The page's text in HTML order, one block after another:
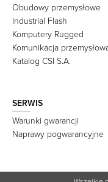
Obudowy przemysłowe
Industrial Flash
Komputery Rugged
Komunikacja
Katalog CSI S.A.
SERWIS
Warunki gwarancji
Naprawy pogwarancyjne